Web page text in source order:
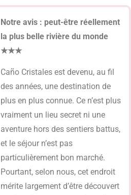
Notre avis : peut-être réellement
la plus belle rivière du monde
★★★
Caño Cristales est devenu, au fil
des années, une destination de
plus en plus connue. Ce n’est plus
vraiment un lieu secret ni une
aventure hors des sentiers battus,
et le séjour n’est pas
particulièrement bon marché.
Pourtant, selon nous, cet endroit
mérite largement d’être découvert